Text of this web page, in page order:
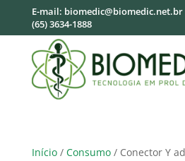
E-mail: biomedic@biomedic.net.br
(65) 3634-1888
Início/ Consumo/ Conector Y